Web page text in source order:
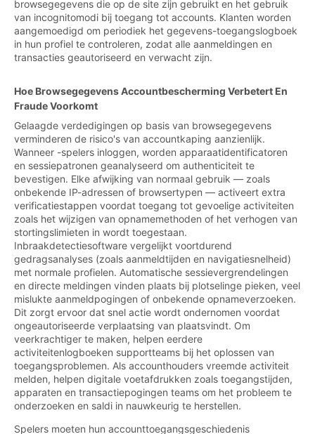
browsegegevens die op de site zijn gebruikt en het gebruik
van incognitomodi bij toegang tot accounts. Klanten worden
aangemoedigd om periodiek het gegevens-toegangslogboek
in hun profiel te controleren, zodat alle aanmeldingen en
transacties geautoriseerd en verwacht zijn.
Hoe Browsegegevens Accountbescherming Verbetert En
Fraude Voorkomt
Gelaagde verdedigingen op basis van browsegegevens
verminderen de risico's van accountkaping aanzienlijk.
Wanneer -spelers inloggen, worden apparaatidentificatoren
en sessiepatronen geanalyseerd om authenticiteit te
bevestigen. Elke afwijking van normaal gebruik — zoals
onbekende IP-adressen of browsertypen — activeert extra
verificatiestappen voordat toegang tot gevoelige activiteiten
zoals het wijzigen van opnamemethoden of het verhogen van
stortingslimieten in wordt toegestaan.
Inbraakdetectiesoftware vergelijkt voortdurend
gedragsanalyses (zoals aanmeldtijden en navigatiesnelheid)
met normale profielen. Automatische sessievergrendelingen
en directe meldingen vinden plaats bij plotselinge pieken, veel
mislukte aanmeldpogingen of onbekende opnameverzoeken.
Dit zorgt ervoor dat snel actie wordt ondernomen voordat
ongeautoriseerde verplaatsing van plaatsvindt. Om
veerkrachtiger te maken, helpen eerdere
activiteitenlogboeken supportteams bij het oplossen van
toegangsproblemen. Als accounthouders vreemde activiteit
melden, helpen digitale voetafdrukken zoals toegangstijden,
apparaten en transactiepogingen teams om het probleem te
onderzoeken en saldi in nauwkeurig te herstellen.
Spelers moeten hun accounttoegangsgeschiedenis